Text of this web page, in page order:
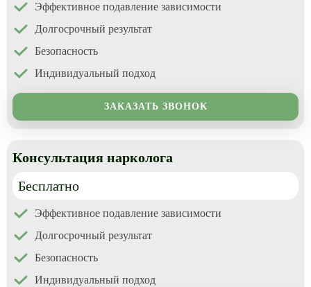
Эффективное подавление зависимости
Долгосрочный результат
Безопасность
Индивидуальный подход
ЗАКАЗАТЬ ЗВОНОК
Консультация нарколога
Бесплатно
Эффективное подавление зависимости
Долгосрочный результат
Безопасность
Индивидуальный подход